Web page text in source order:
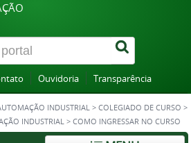
Canais
Ouvidoria Transparência
INDUSTRIAL > COLEGIADO DE CURSO >
INDUSTRIAL > COMO INGRESSAR NO CURSO